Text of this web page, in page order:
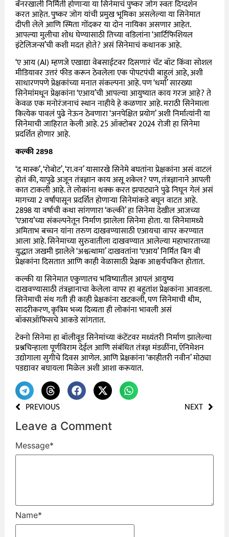
बॅनरखाली निर्मिती होणाऱ्या या सिनेमाचं पुष्कर जोग स्वतः दिग्दर्शन
करत आहेत. पुष्कर जोग यांची प्रमुख भूमिका असलेल्या या सिनेमात
दीप्ती लेले आणि स्मिता गोंदकर या दोन नायिका असणार आहेत.
आपल्या मुलीचा शोध घेण्यासाठी तिच्या वडिलांना ‘आर्टिफिशियल
इंटेलिजन्स’ची कशी मदत होते? असं सिनेमाचं कथानक आहे.
‘ए आय (AI) म्हणजे एखाद्या वेबसाईटवर दिसणारं चॅट बॉट किंवा सोशल
मीडियावर उत्तरं फीड करून ठेवलेला एक पोपटपंची बाहुलं आहे, अशी
साधारणपणे प्रेक्षकांच्या मनात संकल्पना आहे. पण ‘धर्मा’ सारख्या
सिनेमांमधून प्रेक्षकांना ‘एआय’ची आपल्या आयुष्यात काय गरज आहे? ते
केवळ एक मनोरंजनाचं स्थान नाहीये हे कळणार आहे. मराठी सिनेमाला
कित्येक पावलं पुढे नेऊन ठेवणारा ‘अनपेक्षित प्रयोग’ अशी निर्मात्यांनी या
सिनेमाची जाहिरात केली आहे. 25 ऑक्टोबर 2024 रोजी हा सिनेमा
प्रदर्शित होणार आहे.
कल्की 2898
‘द मास्क’, ‘रोबोट’, ‘रा.वन’ यासारखे सिनेमे बघतांना प्रेक्षकांना असं वाटलं
होतं की, यापुढे अजून तंत्रज्ञान काय असू शकेल? पण, तंत्रज्ञानाने आपली
कात टाकली आहे. ते लोकांना थक्क करत झपाट्याने पुढे निघून गेलं असं
मागच्या 2 वर्षांपासून प्रदर्शित होणाऱ्या सिनेमांकडे बघून वाटत आहे.
2898 या वर्षाची कथा सांगणारा ‘कल्की’ हा सिनेमा देखील आजच्या
‘एआय’च्या संकल्पनेतून निर्माण झालेला सिनेमा होता. या सिनेमामध्ये
अमिताभ बच्चन यांना तरुण दाखवण्यासाठी एआयचा वापर करण्यात
आला आहे. सिनेमाच्या सुरुवातीला दाखवण्यात आलेल्या महाभारताच्या
युद्धात जखमी झालेले ‘अश्वत्थामा’ दाखवतांना ‘एआय’ निर्मित बिग बी
प्रेक्षकांना दिसतात आणि काही वेळासाठी प्रेक्षक आश्चर्यचकित होतात.
कल्की या सिनेमात एकुणातच भविष्यातील आपलं आयुष्य
दाखवण्यासाठी तंत्रज्ञानाचा केलेला वापर हा बहुतांश प्रेक्षकांना आवडला.
सिनेमाची संथ गती ही काही प्रेक्षकांना खटकली, पण सिनेमाची थीम,
सादरीकरण, कृत्रिम भव्य दिव्यता ही लोकांना भावली असं
बॉक्सऑफिसचे आकडे सांगतात.
टेक्नो सिनेमा हा बॉलीवूड सिनेमांच्या कंटेंटवर मध्यंतरी निर्माण झालेल्या
प्रश्नचिन्हाला पूर्णविराम देईल आणि संबंधित तंत्रज्ञ मंडळींना, ऍनिमेशन
उद्योगाला सुगीचे दिवस आणेल. आणि प्रेक्षकांना ‘काहीतरी नवीन’ मोठ्या
पडद्यावर बघायला मिळेल अशी आशा करूयात.
PREVIOUS NEXT
Leave a Comment
Message*
Name*